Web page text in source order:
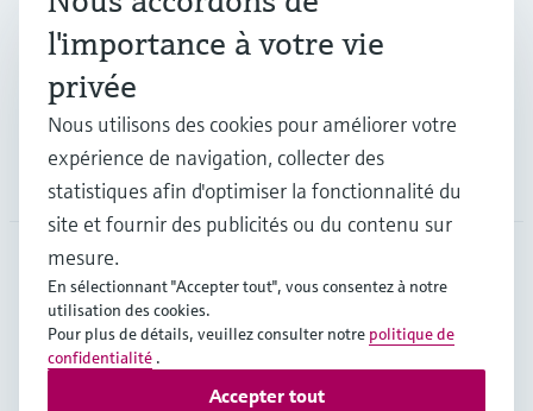
Support
Société
CAN•Français
l'importance à votre vie
privée
Nous utilisons des cookies pour améliorer votre
expérience de navigation, collecter des
statistiques afin d'optimiser la fonctionnalité du
site et fournir des publicités ou du contenu sur
mesure.
En sélectionnant "Accepter tout", vous consentez à notre
utilisation des cookies.
Pour plus de détails, veuillez consulter notre politique de
confidentialité .
Accepter tout